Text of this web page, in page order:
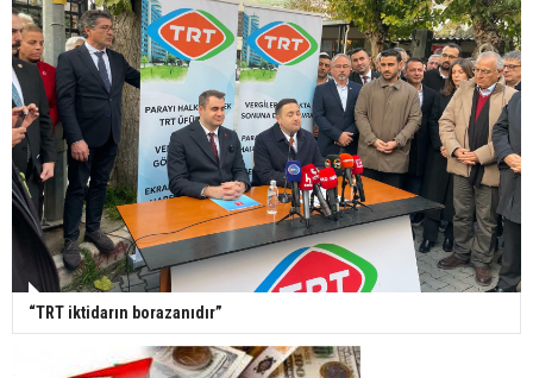
“TRT iktidarın borazanıdır”